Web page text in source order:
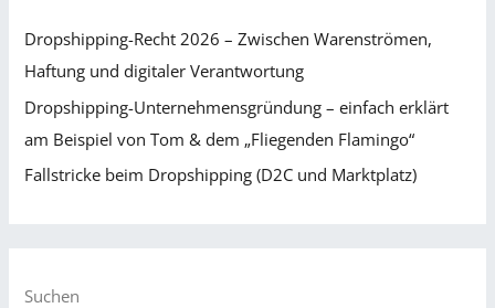
Dropshipping-Recht 2026 – Zwischen Warenströmen,
Haftung und digitaler Verantwortung
Dropshipping-Unternehmensgründung – einfach erklärt
am Beispiel von Tom & dem „Fliegenden Flamingo“
Fallstricke beim Dropshipping (D2C und Marktplatz)
Suchen